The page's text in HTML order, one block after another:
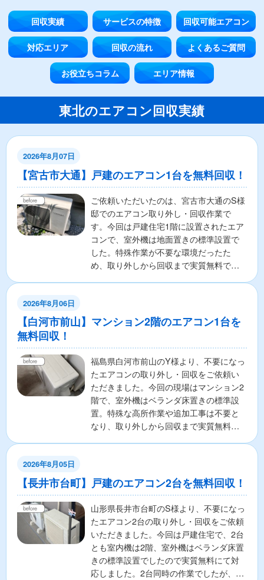
回収実績 サービスの特徴 回収可能エアコン
対応エリア 回収の流れ よくあるご質問
お役立ちコラム エリア情報
東北のエアコン回収実績
2026年8月07日
【宮古市大通】戸建のエアコン1台を無料回収！
ご依頼いただいたのは、宮古市大通のS様
邸でのエアコン取り外し・回収作業で
す。今回は戸建住宅1階に設置されたエア
コンで、室外機は地面置きの標準設置で
した。特殊作業が不要な環境だったた
め、取り外しから回収まで実質無料で対
2026年8月06日
【白河市前山】マンション2階のエアコン1台を
無料回収！
福島県白河市前山のY様より、不要になっ
たエアコンの取り外し・回収をご依頼い
ただきました。今回の現場はマンション2
階で、室外機はベランダ床置きの標準設
置。特殊な高所作業や追加工事は不要と
なり、取り外しから回収まで実質無料で
2026年8月05日
【長井市台町】戸建のエアコン2台を無料回収！
山形県長井市台町のS様より、不要になっ
たエアコン2台の取り外し・回収をご依頼
いただきました。今回は戸建住宅で、2台
とも室内機は2階、室外機はベランダ床置
きの標準設置でしたので実質無料にて対
応しました。2台同時の作業でしたが、事